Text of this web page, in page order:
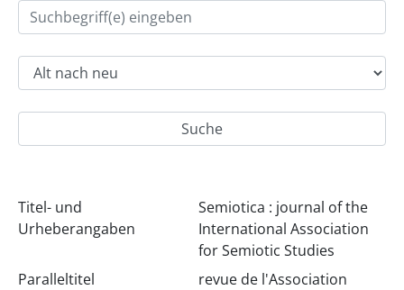
Titel- und
Urheberangaben
Semiotica : journal of the
International Association
for Semiotic Studies
Paralleltitel
revue de l'Association